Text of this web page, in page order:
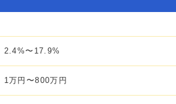
2.4%〜17.9%
1万円〜800万円